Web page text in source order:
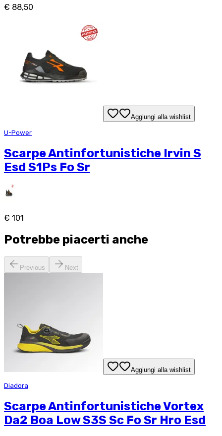
€ 88,50
Aggiungi alla wishlist
U-Power
Scarpe Antinfortunistiche Irvin S
Esd S1Ps Fo Sr
€ 101
Potrebbe piacerti anche
Previous Next
Aggiungi alla wishlist
Diadora
Scarpe Antinfortunistiche Vortex
Da2 Boa Low S3S Sc Fo Sr Hro Esd